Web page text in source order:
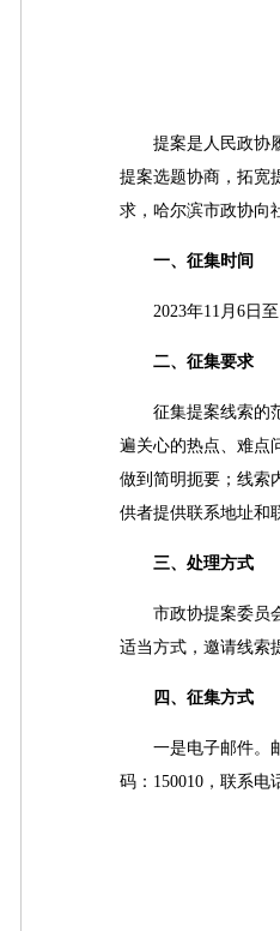
提案是人民政协履
提案选题协商，拓宽
求，哈尔滨市政协向
一、征集时间
2023年11月6日至
二、征集要求
征集提案线索的范
遍关心的热点、难点
做到简明扼要；线索
供者提供联系地址和
三、处理方式
市政协提案委员会
适当方式，邀请线索
四、征集方式
一是电子邮件。邮
码：150010，联系电